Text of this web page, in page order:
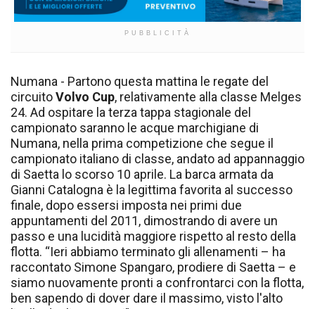
PUBBLICITÀ
Numana - Partono questa mattina le regate del
circuitoVolvo Cup, relativamente alla classe Melges
24. Ad ospitare la terza tappa stagionale del
campionato saranno le acque marchigiane di
Numana, nella prima competizione che segue il
campionato italiano di classe, andato ad appannaggio
di Saetta lo scorso 10 aprile. La barca armata da
Gianni Catalogna è la legittima favorita al successo
finale, dopo essersi imposta nei primi due
appuntamenti del 2011, dimostrando di avere un
passo e una lucidità maggiore rispetto al resto della
flotta. “Ieri abbiamo terminato gli allenamenti – ha
raccontato Simone Spangaro, prodiere di Saetta – e
siamo nuovamente pronti a confrontarci con la flotta,
ben sapendo di dover dare il massimo, visto l'alto